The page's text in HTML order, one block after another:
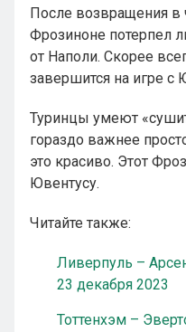
После возвращения в
Фрозиноне потерпел
от Наполи. Скорее
завершится на игре с
Туринцы умеют
гораздо важнее
это красиво. Этот
Ювентусу.
Читайте также:
Ливерпуль –
23 декабря 2023
Тоттенхэм –